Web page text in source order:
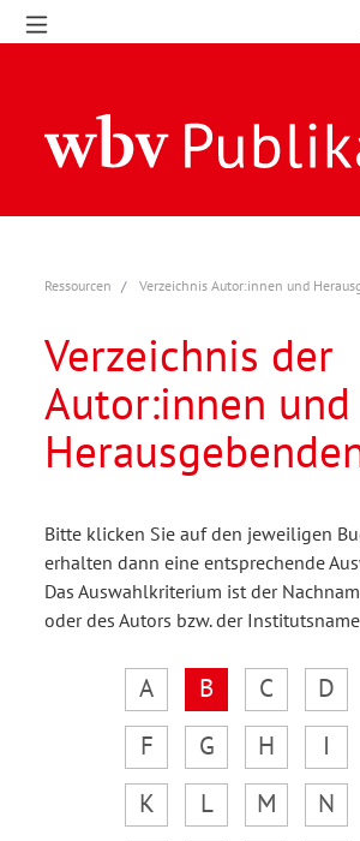
Ressourcen Verzeichnis Autor:innen und
Verzeichnis der
Autor:innen und
Bitte klicken Sie auf den jeweiligen
erhalten dann eine entsprechende
Das Auswahlkriterium ist der
oder des Autors bzw. der
A B C D
F
G H I
K
L M N